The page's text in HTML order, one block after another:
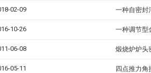
02-09 一种自密封
10-26 一种调节型
06-08 煅烧炉炉头
05-11 四点推力角